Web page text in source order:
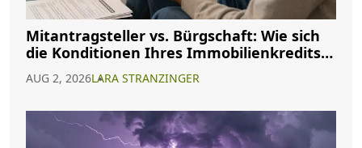
Mitantragsteller vs. Bürgschaft: Wie sich
die Konditionen Ihres Immobilienkredits
AUG 2, 2026LARA STRANZINGER